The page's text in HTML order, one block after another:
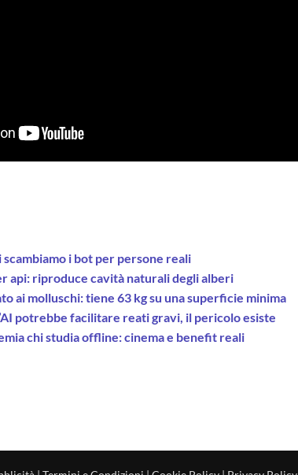
scambiamo i bot per persone reali
api: riproduce cavità naturali degli alberi
ai molluschi: tiene 63 kg su una superficie minima
potrebbe facilitare reati gravi, il pericolo esiste
chi studia offline: cinema e benefit reali